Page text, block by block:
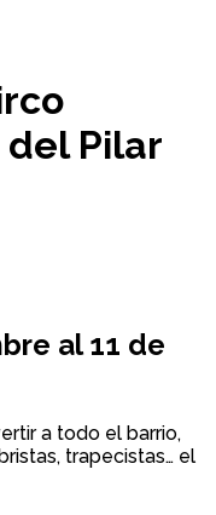
Pilar
al 11 de
a todo el barrio,
trapecistas… el